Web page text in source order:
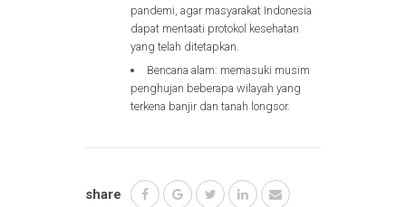
pandemi, agar masyarakat Indonesia
dapat mentaati protokol kesehatan
yang telah ditetapkan.
Bencana alam: memasuki musim
penghujan beberapa wilayah yang
terkena banjir dan tanah longsor.
share